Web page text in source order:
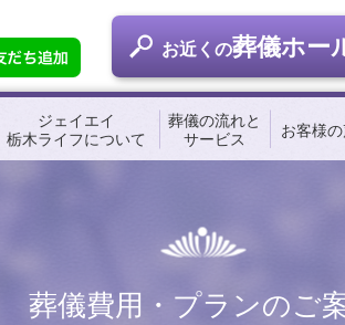
お近くの葬儀ホー
ジェイエイ
栃木ライフについて
葬儀の流れと
サービス
お客様
葬儀費用・プランのご